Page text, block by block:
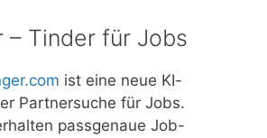
– Tinder für Jobs
ist eine neue KI-
Partnersuche für Jobs.
passgenaue Job-